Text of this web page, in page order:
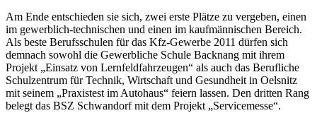
Am Ende entschieden sie sich, zwei erste Plätze zu vergeben, einen
im gewerblich-technischen und einen im kaufmännischen Bereich.
Als beste Berufsschulen für das Kfz-Gewerbe 2011 dürfen sich
demnach sowohl die Gewerbliche Schule Backnang mit ihrem
Projekt „Einsatz von Lernfeldfahrzeugen“ als auch das Berufliche
Schulzentrum für Technik, Wirtschaft und Gesundheit in Oelsnitz
mit seinem „Praxistest im Autohaus“ feiern lassen. Den dritten Rang
belegt das BSZ Schwandorf mit dem Projekt „Servicemesse“.